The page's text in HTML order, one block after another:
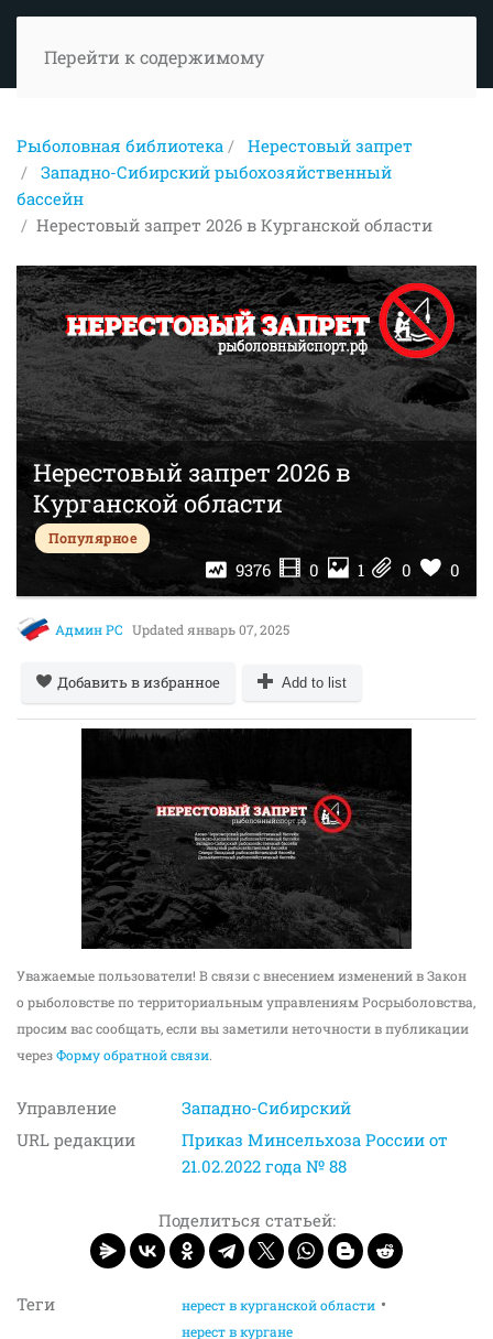
Перейти к содержимому
Рыболовная библиотека
Нерестовый запрет
Западно-Сибирский рыбохозяйственный
бассейн
Нерестовый запрет 2026 в Курганской области
Нерестовый запрет 2026 в
Курганской области
Популярное
9376 0 1 0 0
Админ РС Updated январь 07, 2025
Добавить в избранное Add to list
Уважаемые пользователи! В связи с внесением изменений в Закон
о рыболовстве по территориальным управлениям Росрыболовства,
просим вас сообщать, если вы заметили неточности в публикации
черезФорму обратной связи.
Управление
Западно-Сибирский
URL редакции
Приказ Минсельхоза России от
21.02.2022 года № 88
Поделиться статьей:
Теги
нерест в курганской области
нерест в кургане